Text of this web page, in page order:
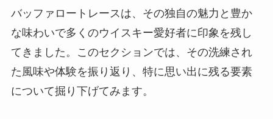
バッファロートレースは、その独自の魅力と豊か
な味わいで多くのウイスキー愛好者に印象を残し
てきました。このセクションでは、その洗練され
た風味や体験を振り返り、特に思い出に残る要素
について掘り下げてみます。